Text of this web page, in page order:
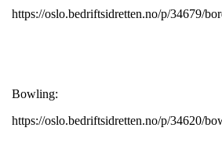
https://oslo.bedriftsidretten.no/p/34679/
Bowling:
https://oslo.bedriftsidretten.no/p/34620/